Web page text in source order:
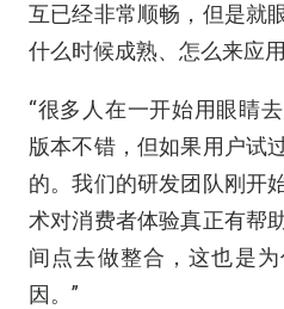
互已经非常顺畅，但是就
什么时候成熟、怎么来应
“很多人在一开始用眼睛
版本不错，但如果用户试
的。我们的研发团队刚开
术对消费者体验真正有帮
间点去做整合，这也是
因。”